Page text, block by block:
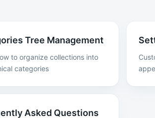
Tree Management
to organize collections into
categories
Asked Questions